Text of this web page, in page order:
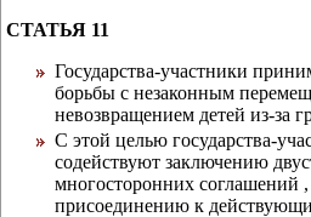
СТАТЬЯ 11
Государства-участники
борьбы с незаконным
невозвращением детей из-за
С этой целью государства-
содействуют заключению
многосторонних соглашений
присоединению к